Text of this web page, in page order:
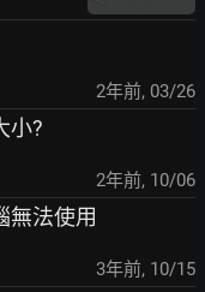
2年前, 03/26
小?
2年前, 10/06
無法使用
3年前, 10/15